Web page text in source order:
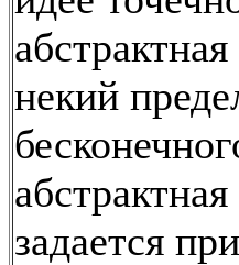
некий
задается